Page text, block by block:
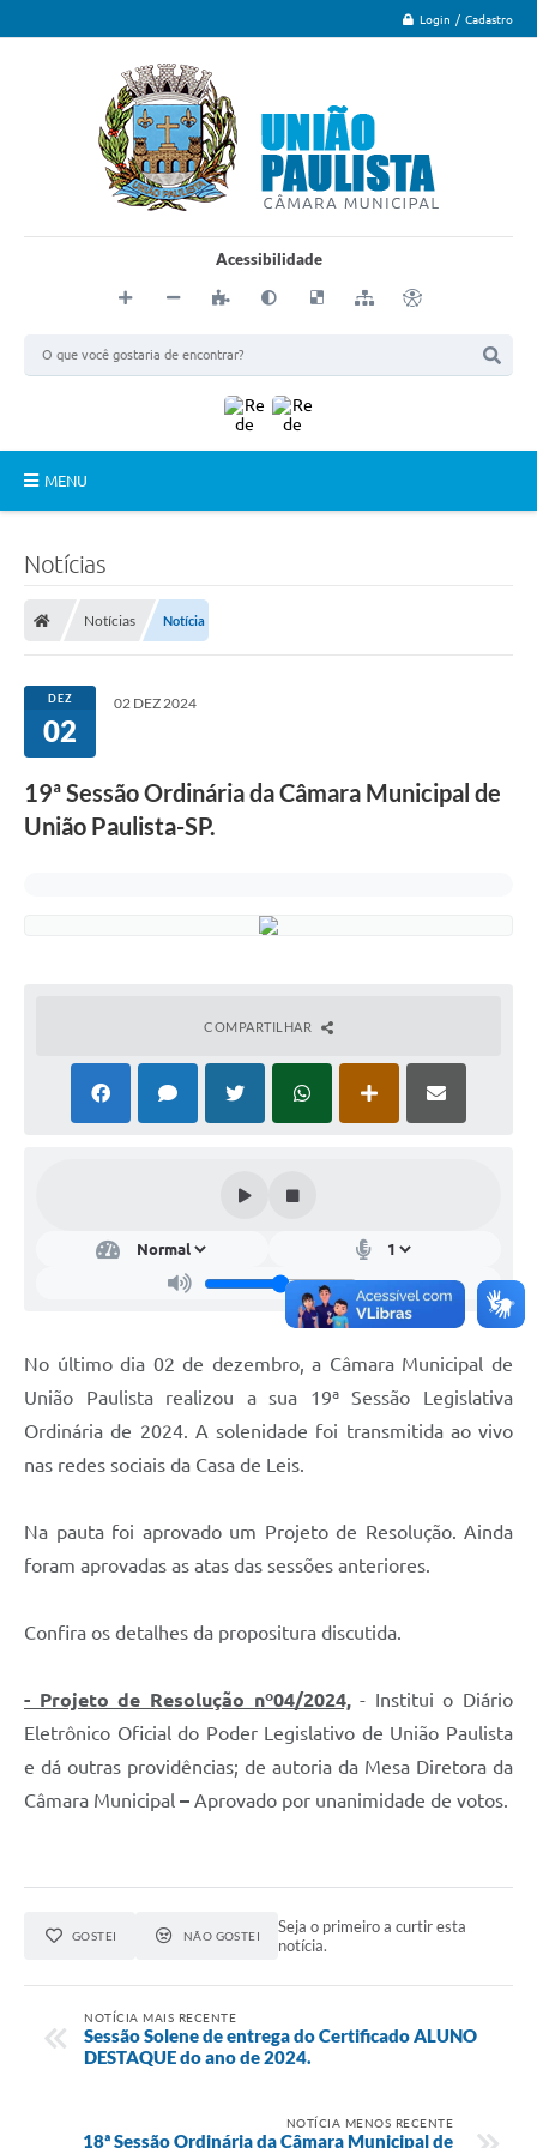
Login / Cadastro
Acessibilidade
MENU
O Município
Transparência
Contas Públicas
Comissões Permanentes
Legislaturas
Diário Oficial
Galeria de Fotos
Contratos
Transparência
Telefones Úteis
A Prefeitura
Utilidades
Notícias
Notícias Notícia
DEZ
02
02 DEZ 2024
19ª Sessão Ordinária da Câmara Municipal de
União Paulista-SP.
COMPARTILHAR
No último dia 02 de dezembro, a Câmara Municipal de
União Paulista realizou a sua 19ª Sessão Legislativa
Ordinária de 2024. A solenidade foi transmitida ao vivo
nas redes sociais da Casa de Leis.
Na pauta foi aprovado um Projeto de Resolução. Ainda
foram aprovadas as atas das sessões anteriores.
Confira os detalhes da propositura discutida.
- Projeto de Resolução nº04/2024,- Institui o Diário
Eletrônico Oficial do Poder Legislativo de União Paulista
e dá outras providências; de autoria da Mesa Diretora da
Câmara Municipal – Aprovado por unanimidade de votos.
GOSTEI NÃO GOSTEI
Seja o primeiro a curtir esta
notícia.
NOTÍCIA MAIS RECENTE
Sessão Solene de entrega do Certificado ALUNO
DESTAQUE do ano de 2024.
NOTÍCIA MENOS RECENTE
18ª Sessão Ordinária da Câmara Municipal de